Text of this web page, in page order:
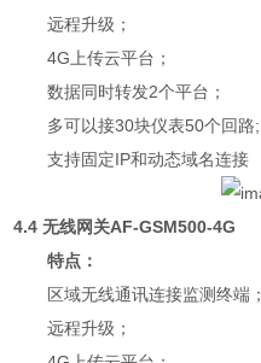
远程升级；
4G上传云平台；
数据同时转发2个平台；
多可以接30块仪表50个回路;
支持固定IP和动态域名连接
4.4 无线网关AF-GSM500-4G
特点：
区域无线通讯连接监测终端；
远程升级；